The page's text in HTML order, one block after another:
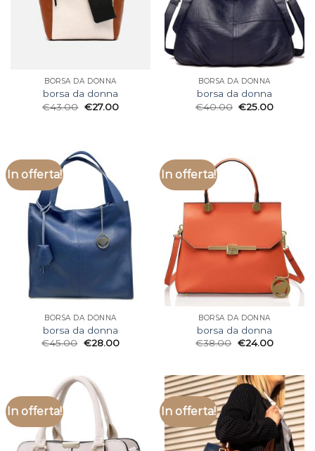
BORSA DA DONNA
borsa da donna
€43.00 €27.00
BORSA DA DONNA
borsa da donna
€40.00 €25.00
In offerta!
BORSA DA DONNA
borsa da donna
€45.00 €28.00
In offerta!
BORSA DA DONNA
borsa da donna
€38.00 €24.00
In offerta! In offerta!